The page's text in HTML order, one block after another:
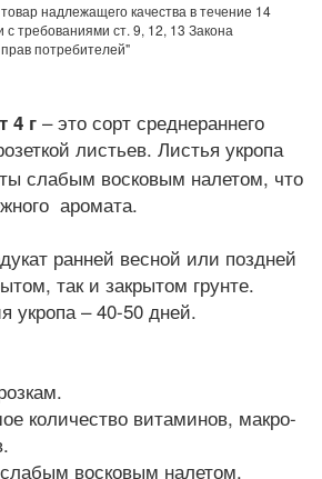
надлежащего качества в течение 14
с требованиями ст. 9, 12, 13 Закона
потребителей"
4 г – это сорт среднераннего
листьев. Листья укропа
слабым восковым налетом, что
аромата.
ранней весной или поздней
так и закрытом грунте.
укропа – 40-50 дней.
количество витаминов, макро-
восковым налетом.